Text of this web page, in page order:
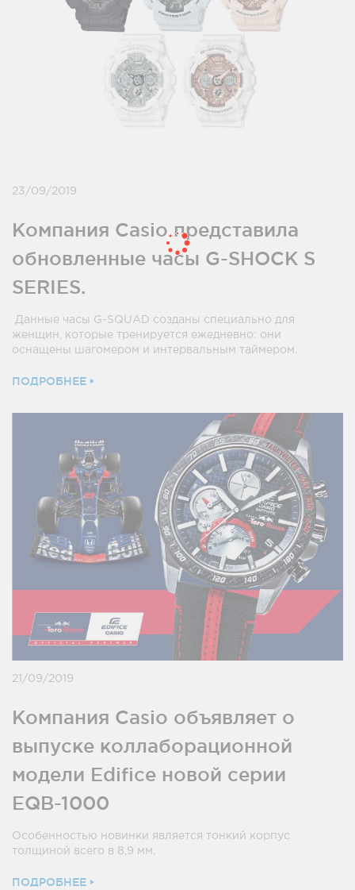
23/09/2019
Компания Casio представила
обновленные часы G-SHOCK S
SERIES.
Данные часы G-SQUAD созданы специально для
женщин, которые тренируется ежедневно: они
оснащены шагомером и интервальным таймером.
ПОДРОБНЕЕ
21/09/2019
Компания Casio объявляет о
выпуске коллаборационной
модели Edifice новой серии
EQB-1000
Особенностью новинки является тонкий корпус
толщиной всего в 8,9 мм.
ПОДРОБНЕЕ